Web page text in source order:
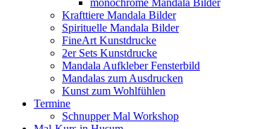
monochrome Mandala Bilder
Krafttiere Mandala Bilder
Spirituelle Mandala Bilder
FineArt Kunstdrucke
2er Sets Kunstdrucke
Mandala Aufkleber Fensterbild
Mandalas zum Ausdrucken
Kunst zum Wohlfühlen
Termine
Schnupper Mal Workshop